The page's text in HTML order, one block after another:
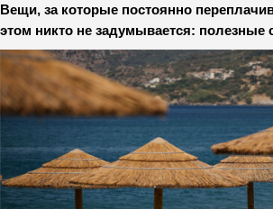
Вещи, за которые постоянно
этом никто не задумывается: полезные